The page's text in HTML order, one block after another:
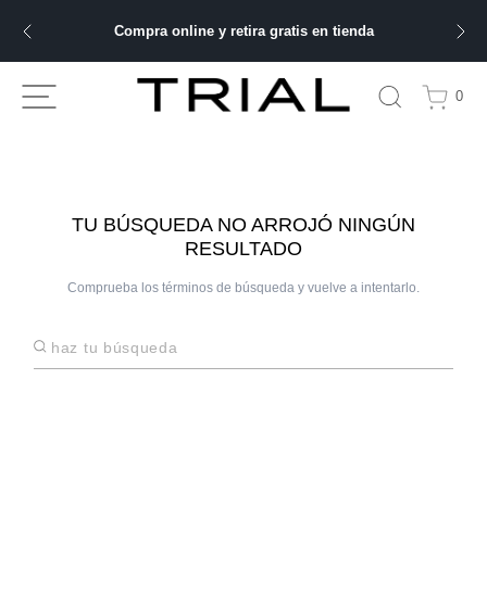
Compra online y retira gratis en tienda
0
TU BÚSQUEDA NO ARROJÓ NINGÚN
RESULTADO
Comprueba los términos de búsqueda y vuelve a intentarlo.
Haz tu búsqueda
BUSCADOS